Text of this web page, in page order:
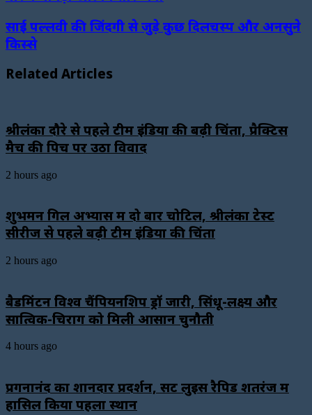
साई पल्लवी की जिंदगी से जुड़े कुछ दिलचस्प और अनसुने
किस्से
Related Articles
श्रीलंका दौरे से पहले टीम इंडिया की बढ़ी चिंता, प्रैक्टिस
मैच की पिच पर उठा विवाद
2 hours ago
शुभमन गिल अभ्यास में दो बार चोटिल, श्रीलंका टेस्ट
सीरीज से पहले बढ़ी टीम इंडिया की चिंता
2 hours ago
बैडमिंटन विश्व चैंपियनशिप ड्रॉ जारी, सिंधू-लक्ष्य और
सात्विक-चिराग को मिली आसान चुनौती
4 hours ago
प्रगनानंद का शानदार प्रदर्शन, सेंट लुइस रैपिड शतरंज में
हासिल किया पहला स्थान